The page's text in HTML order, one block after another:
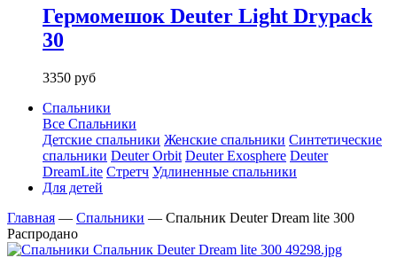
Гермомешок Deuter Light Drypack
30
3350 руб
Спальники
Все Спальники
Детские спальники Женские спальники Синтетические
спальники Deuter Orbit Deuter Exosphere Deuter
DreamLite Стретч Удлиненные спальники
Для детей
Главная — Спальники — Спальник Deuter Dream lite 300
Распродано